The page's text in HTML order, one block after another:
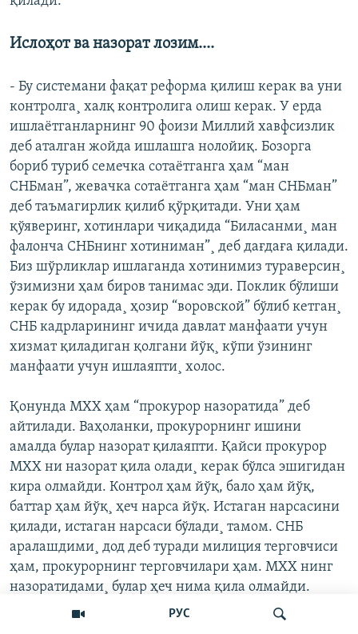
РУС
Ислоҳот ва назорат лозим....
- Бу системани фақат реформа қилиш керак ва уни
контролга¸ халқ контролига олиш керак. У ерда
ишлаëтганларнинг 90 фоизи Миллий хавфсизлик
деб аталган жойда ишлашга нолойиқ. Бозорга
бориб туриб семечка сотаëтганга ҳам “ман
СНБман”, жевачка сотаëтганга ҳам “ман СНБман”
деб таъмагирлик қилиб қўрқитади. Уни ҳам
қўяверинг, хотинлари чиқадида “Биласанми¸ ман
фалонча СНБнинг хотиниман”¸ деб дағдаға қилади.
Биз шўрликлар ишлаганда хотинимиз тураверсин¸
ўзимизни ҳам биров танимас эди. Поклик бўлиши
керак бу идорада¸ ҳозир “воровской” бўлиб кетган¸
СНБ кадрларининг ичида давлат манфаати учун
хизмат қиладиган қолгани йўқ¸ кўпи ўзининг
манфаати учун ишлаяпти¸ холос.
Қонунда МХХ ҳам “прокурор назоратида” деб
айтилади. Ваҳоланки, прокурорнинг ишини
амалда булар назорат қилаяпти. Қайси прокурор
МХХ ни назорат қила олади¸ керак бўлса эшигидан
кира олмайди. Контрол ҳам йўқ, бало ҳам йўқ,
баттар ҳам йўқ¸ ҳеч нарса йўқ. Истаган нарсасини
қилади, истаган нарсаси бўлади¸ тамом. СНБ
аралашдими¸ дод деб туради милиция терговчиси
ҳам, прокурорнинг терговчилари ҳам. МХХ нинг
назоратидами¸ булар ҳеч нима қила олмайди.
Қўлга олинган одам¸ айби борми¸ йўқми¸ муқаррар